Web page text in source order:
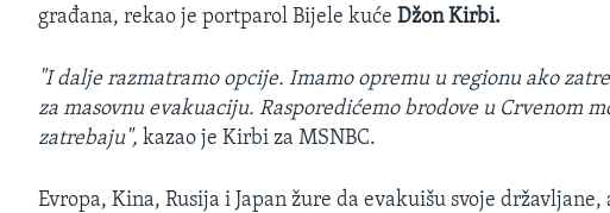
građana, rekao je portparol Bijele kućeDžon Kirbi.
"I dalje razmatramo opcije. Imamo opremu u regionu ako
za masovnu evakuaciju. Rasporedićemo brodove u Crvenom
zatrebaju",kazao je Kirbi za MSNBC.
Evropa, Kina, Rusija i Japan žure da evakuišu svoje